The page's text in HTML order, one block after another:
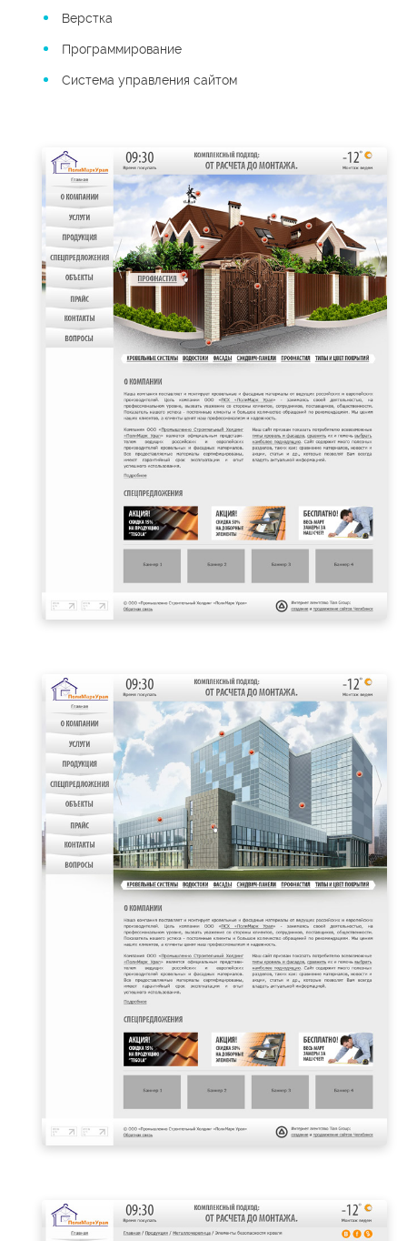
Верстка
Программирование
Система управления сайтом